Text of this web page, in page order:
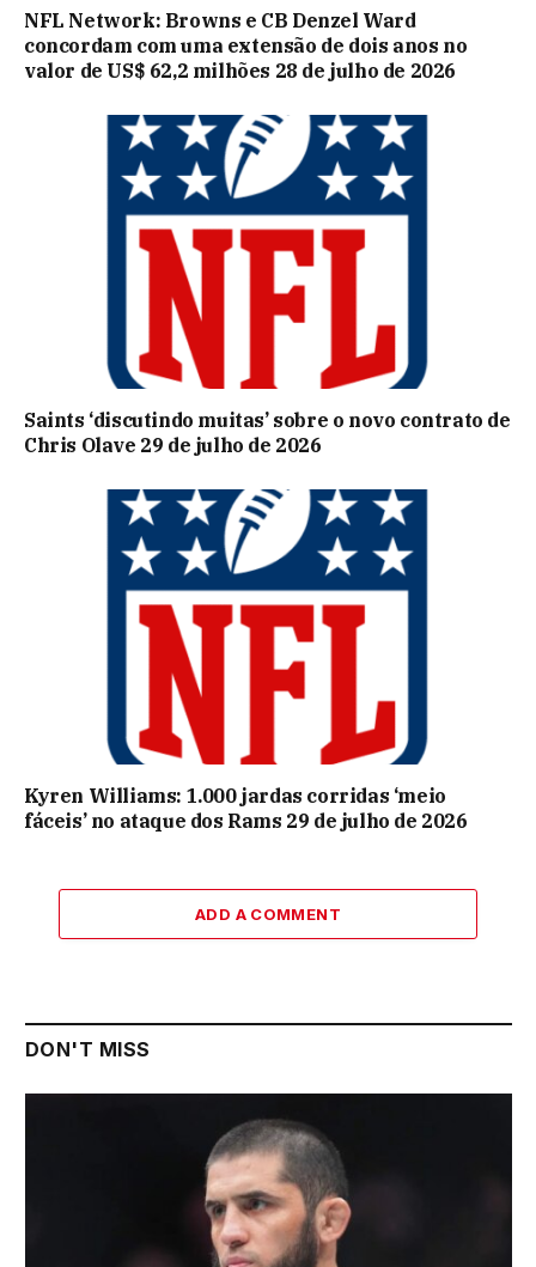
NFL Network: Browns e CB Denzel Ward
concordam com uma extensão de dois anos no
valor de US$ 62,2 milhões 28 de julho de 2026
Saints ‘discutindo muitas’ sobre o novo contrato de
Chris Olave 29 de julho de 2026
Kyren Williams: 1.000 jardas corridas ‘meio
fáceis’ no ataque dos Rams 29 de julho de 2026
ADD A COMMENT
DON'T MISS